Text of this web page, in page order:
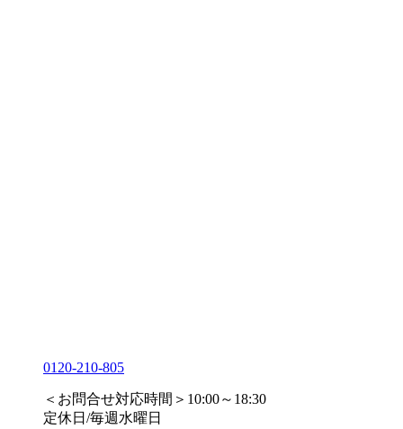
0120-210-805
＜お問合せ対応時間＞10:00～18:30
定休日/毎週水曜日